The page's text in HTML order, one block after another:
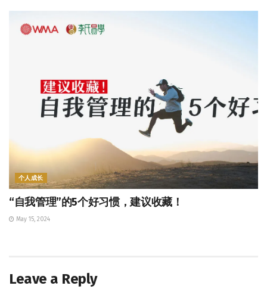
个人成长
“自我管理”的5个好习惯，建议收藏！
May 15, 2024
Leave a Reply